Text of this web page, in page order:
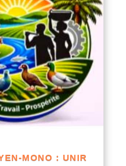
MONO : UNIR